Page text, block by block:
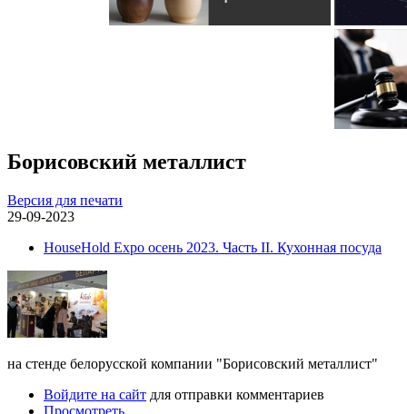
Борисовский металлист
Версия для печати
29-09-2023
HouseHold Expo осень 2023. Часть II. Кухонная посуда
на стенде белорусской компании "Борисовский металлист"
Войдите на сайт для отправки комментариев